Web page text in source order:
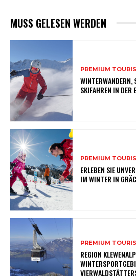
MUSS GELESEN WERDEN
PREMIUM
WINTERWANDERN,
SKIFAHREN IN DER
PREMIUM
ERLEBEN SIE
IM WINTER IN
PREMIUM
REGION